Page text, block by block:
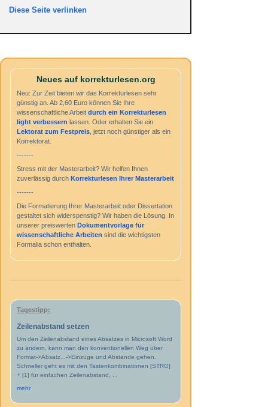
Diese Seite verlinken
Neues auf korrekturlesen.org
Neu: Zur Zeit bieten wir das Korrekturlesen sehr
günstig an. Ab 2,60 Euro können Sie Ihre
wissenschaftliche Arbeit durch ein Korrekturlesen
light verbessern lassen. Oder erhalten Sie ein
Lektorat zum Festpreis , jetzt noch günstiger als ein
Korrektorat.
-------
Stress mit der Masterarbeit? Wir helfen Ihnen
zuverlässig durch Korrekturlesen Ihrer Masterarbeit
-------
Die Formatierung Ihrer Masterarbeit oder Dissertation
gestaltet sich widerspenstig? Wir haben die Lösung. In
unserer preiswerten Dokumentvorlage für
wissenschaftliche Arbeiten sind die wichtigsten
Formalia schon enthalten.
Tagestipp:
Zeilenabstand setzen
Um den Zeilenabstand eines Absatzes in Microsoft Word
zu ändern, kann man den konventionellen Weg über
Format->Absatz...->Einzüge und Abstände gehen.
Schneller geht es mit den Tastenkombinationen [STRG]
+ [1] für einfachen Zeilenabstand, ...
mehr